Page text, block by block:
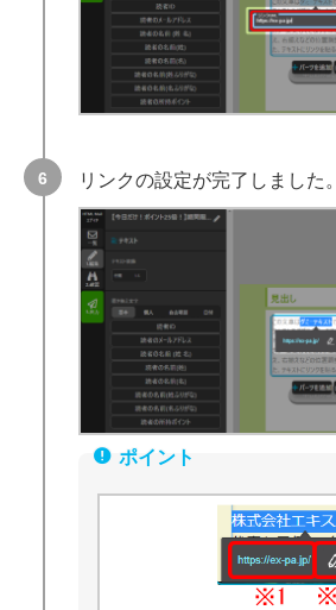
リンクの設定が完了しました。